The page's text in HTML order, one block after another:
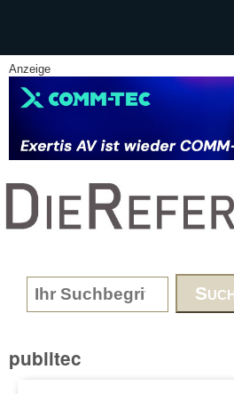
Anzeige
Search form
publitec